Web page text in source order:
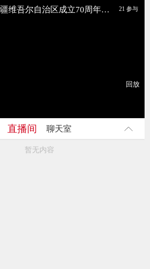
回放
周年文化体育系列活动暨“跟着村BA去旅行”“铸牢杯”篮球邀请赛 21 参与
直播间 聊天室
暂无内容